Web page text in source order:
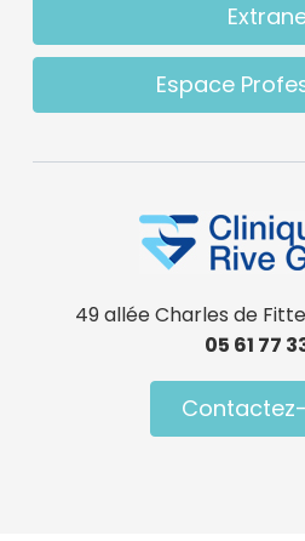
Espace
49 allée Charles de
05 61 77